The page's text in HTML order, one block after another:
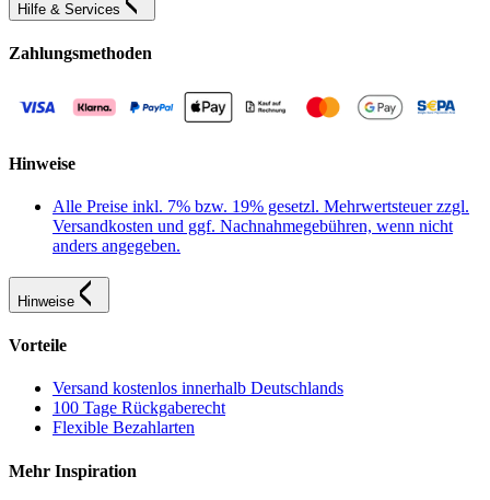
Hilfe & Services
Zahlungsmethoden
Hinweise
Alle Preise inkl. 7% bzw. 19% gesetzl. Mehrwertsteuer zzgl.
Versandkosten und ggf. Nachnahmegebühren, wenn nicht
anders angegeben.
Hinweise
Vorteile
Versand kostenlos innerhalb Deutschlands
100 Tage Rückgaberecht
Flexible Bezahlarten
Mehr Inspiration